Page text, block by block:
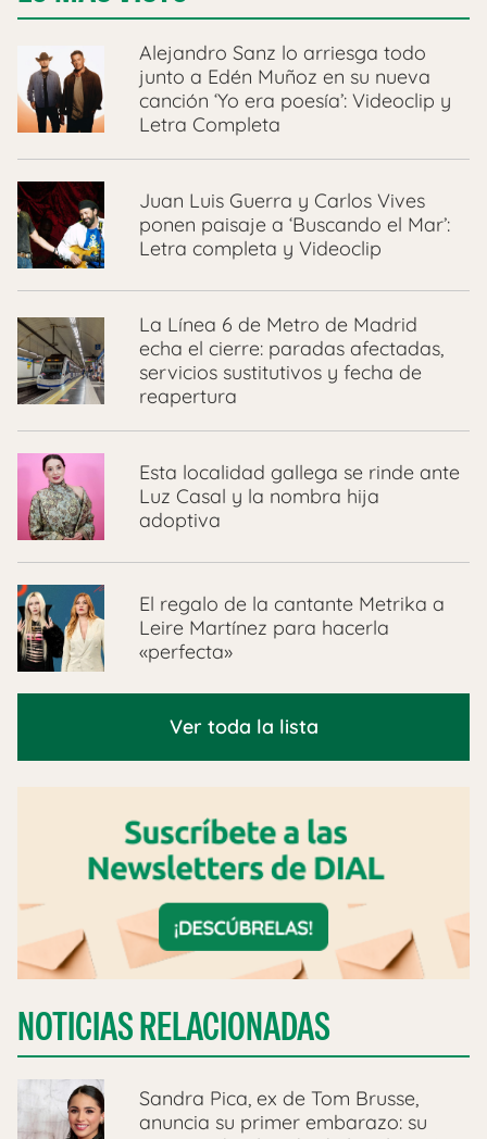
Alejandro Sanz lo arriesga todo
junto a Edén Muñoz en su nueva
canción ‘Yo era poesía’: Videoclip y
Letra Completa
Juan Luis Guerra y Carlos Vives
ponen paisaje a ‘Buscando el Mar’:
Letra completa y Videoclip
La Línea 6 de Metro de Madrid
echa el cierre: paradas afectadas,
servicios sustitutivos y fecha de
reapertura
Esta localidad gallega se rinde ante
Luz Casal y la nombra hija
adoptiva
El regalo de la cantante Metrika a
Leire Martínez para hacerla
«perfecta»
Ver toda la lista
NOTICIAS RELACIONADAS
Sandra Pica, ex de Tom Brusse,
anuncia su primer embarazo: su